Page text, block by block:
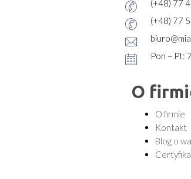
(+48) 77
(+48) 77
Pon – Pt:
O
O firmie
Kontakt
Blog o